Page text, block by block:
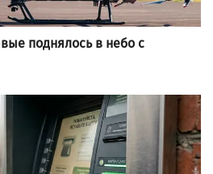
поднялось в небо с